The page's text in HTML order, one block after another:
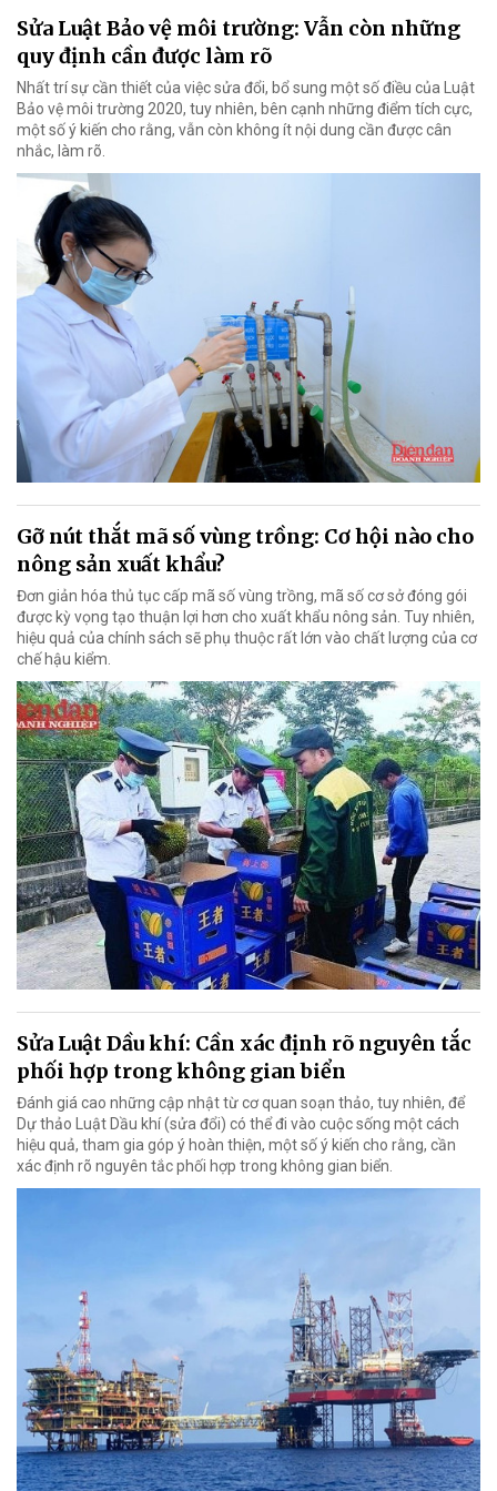
Sửa Luật Bảo vệ môi trường: Vẫn còn những
quy định cần được làm rõ
Nhất trí sự cần thiết của việc sửa đổi, bổ sung một số điều của Luật
Bảo vệ môi trường 2020, tuy nhiên, bên cạnh những điểm tích cực,
một số ý kiến cho rằng, vẫn còn không ít nội dung cần được cân
nhắc, làm rõ.
Gỡ nút thắt mã số vùng trồng: Cơ hội nào cho
nông sản xuất khẩu?
Đơn giản hóa thủ tục cấp mã số vùng trồng, mã số cơ sở đóng gói
được kỳ vọng tạo thuận lợi hơn cho xuất khẩu nông sản. Tuy nhiên,
hiệu quả của chính sách sẽ phụ thuộc rất lớn vào chất lượng của cơ
chế hậu kiểm.
Sửa Luật Dầu khí: Cần xác định rõ nguyên tắc
phối hợp trong không gian biển
Đánh giá cao những cập nhật từ cơ quan soạn thảo, tuy nhiên, để
Dự thảo Luật Dầu khí (sửa đổi) có thể đi vào cuộc sống một cách
hiệu quả, tham gia góp ý hoàn thiện, một số ý kiến cho rằng, cần
xác định rõ nguyên tắc phối hợp trong không gian biển.